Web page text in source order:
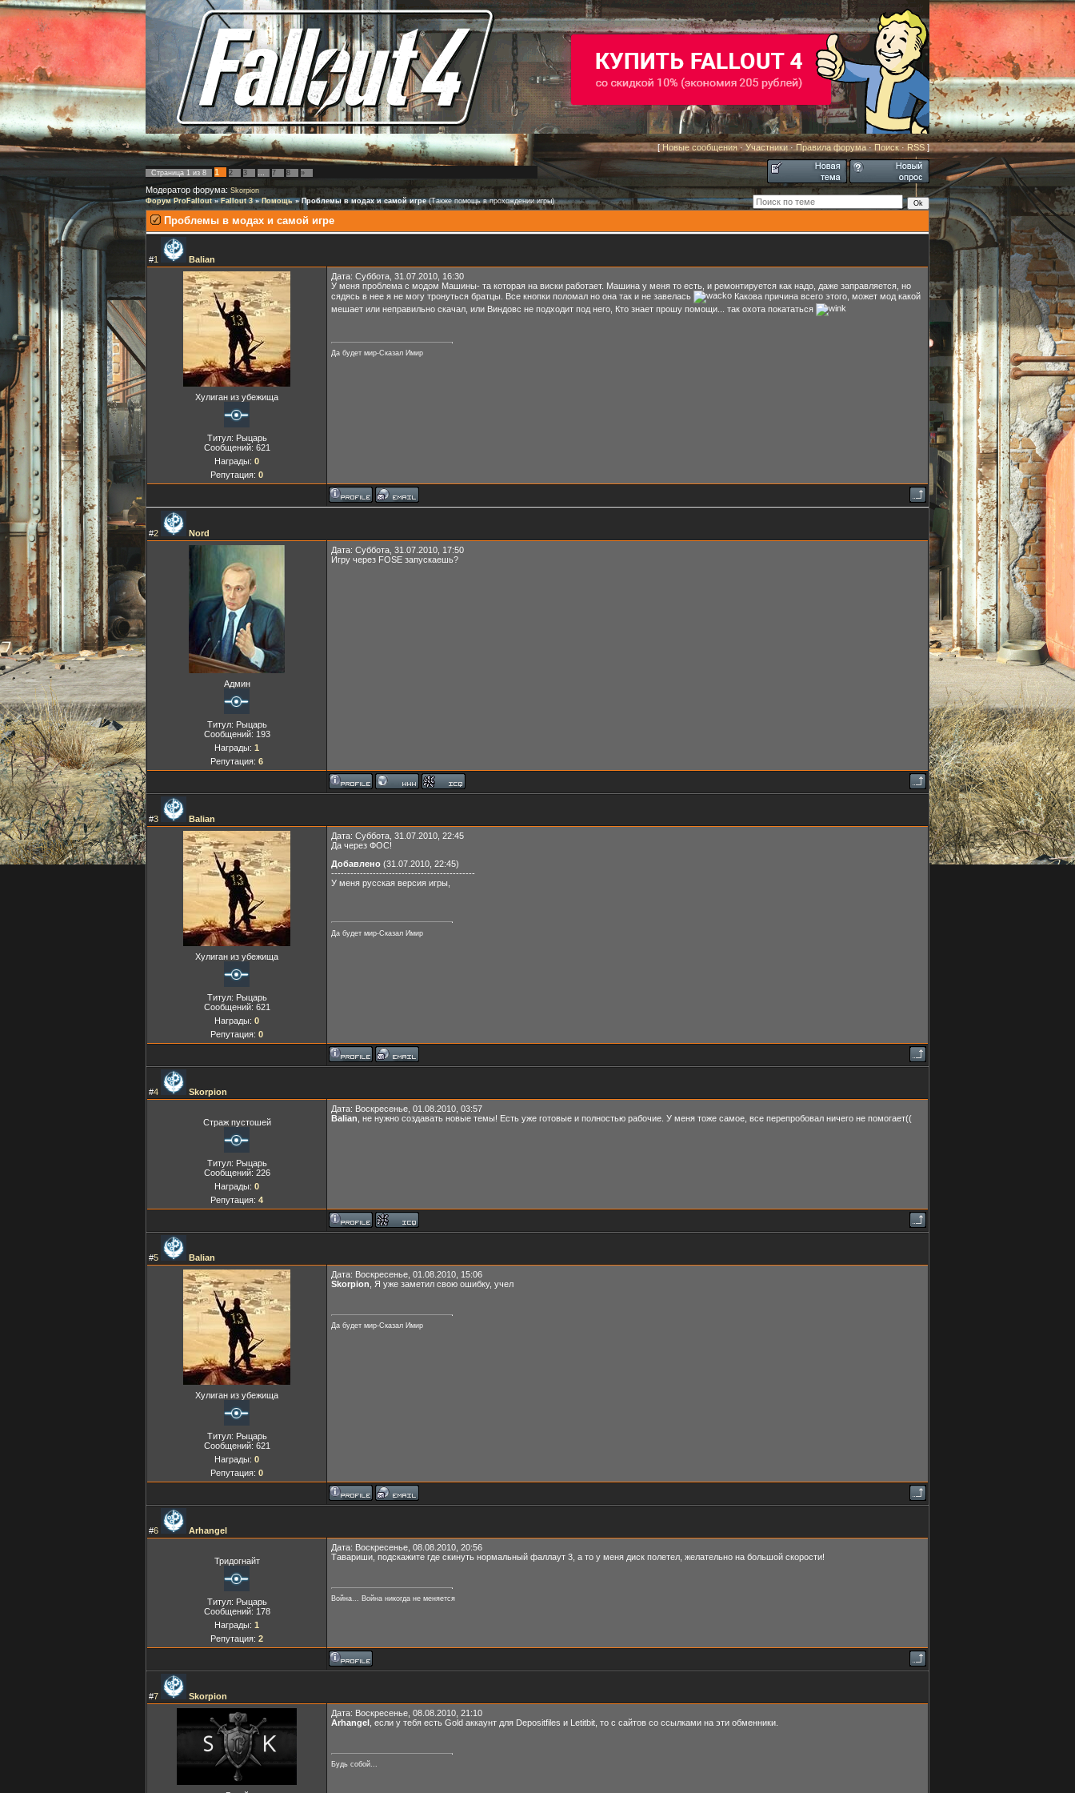
[Новые сообщения · Участники · Правила форума·Поиск · RSS ]
Страница 1 из 8 1 2 3 … 7 8 »
Модератор форума:Skorpion
Форум ProFallout»Fallout 3»Помощь» Проблемы в модах и самой игре (Также помощь в прохождении игры)
Проблемы в модах и самой игре
#1 Balian
Хулиган из убежища
Титул: Рыцарь
Сообщений: 621
Награды: 0
Репутация: 0
Дата: Суббота, 31.07.2010, 16:30
У меня проблема с модом Машины- та которая на виски работает. Машина у меня то есть, и ремонтируется как надо, даже заправляется, но
сядясь в нее я не могу тронуться братцы. Все кнопки поломал но она так и не завелась
Какова причина всего этого, может мод какой
мешает или неправильно скачал, или Виндовс не подходит под него, Кто знает прошу помощи... так охота покататься
Да будет мир-Сказал Имир
#2 Nord
Админ
Титул: Рыцарь
Сообщений: 193
Награды: 1
Репутация: 6
Дата: Суббота, 31.07.2010, 17:50
Игру через FOSE запускаешь?
#3 Balian
Хулиган из убежища
Титул: Рыцарь
Сообщений: 621
Награды: 0
Репутация: 0
Дата: Суббота, 31.07.2010, 22:45
Да через ФОС!
Добавлено (31.07.2010, 22:45)
---------------------------------------------
У меня русская версия игры,
Да будет мир-Сказал Имир
#4 Skоrpion
Страж пустошей
Титул: Рыцарь
Сообщений: 226
Награды: 0
Репутация: 4
Дата: Воскресенье, 01.08.2010, 03:57
Balian , не нужно создавать новые темы! Есть уже готовые и полностью рабочие. У меня тоже самое, все перепробовал ничего не помогает((
#5 Balian
Хулиган из убежища
Титул: Рыцарь
Сообщений: 621
Награды: 0
Репутация: 0
Дата: Воскресенье, 01.08.2010, 15:06
Skorpion , Я уже заметил свою ошибку, учел
Да будет мир-Сказал Имир
#6 Arhangel
Тридогнайт
Титул: Рыцарь
Сообщений: 178
Награды: 1
Репутация: 2
Дата: Воскресенье, 08.08.2010, 20:56
Тавариши, подскажите где скинуть нормальный фаллаут 3, а то у меня диск полетел, желательно на большой скорости!
Война... Война никогда не меняется
#7 Skorpion
Дата: Воскресенье, 08.08.2010, 21:10
Arhangel , если у тебя есть Gold аккаунт для Depositfiles и Letitbit, то с сайтов со ссылками на эти обменники.
Будь собой...